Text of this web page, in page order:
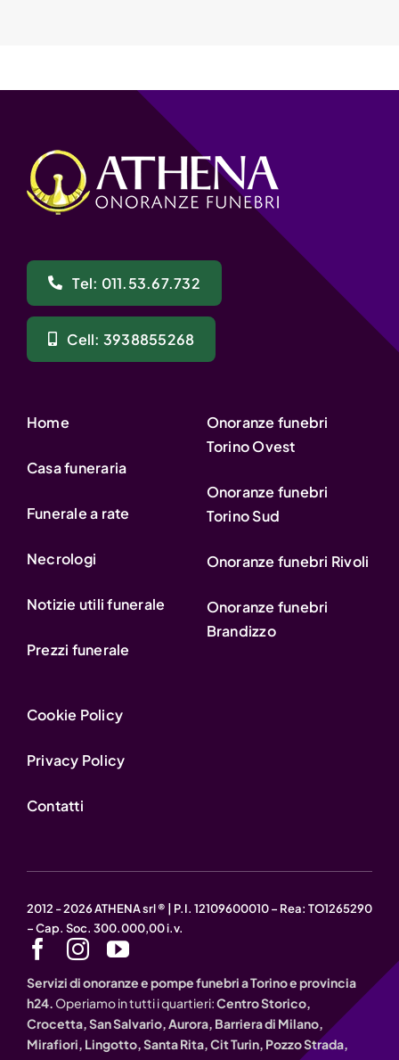
Tel: 011.53.67.732
Cell: 3938855268
Home
Casa funeraria
Funerale a rate
Necrologi
Notizie utili funerale
Prezzi funerale
Onoranze funebri
Torino Ovest
Onoranze funebri
Torino Sud
Onoranze funebri Rivoli
Onoranze funebri
Brandizzo
Cookie Policy
Privacy Policy
Contatti
2012 - 2026 ATHENA srl ® | P.I. 12109600010 – Rea: TO1265290
– Cap. Soc. 300.000,00 i.v.
Servizi di onoranze e pompe funebri a Torino e provincia
h24. Operiamo in tutti i quartieri:Centro Storico,
Crocetta, San Salvario, Aurora, Barriera di Milano,
Mirafiori, Lingotto, Santa Rita, Cit Turin, Pozzo Strada,